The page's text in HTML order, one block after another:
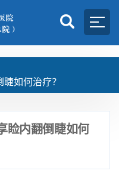
如何治疗？
睑内翻倒睫如何